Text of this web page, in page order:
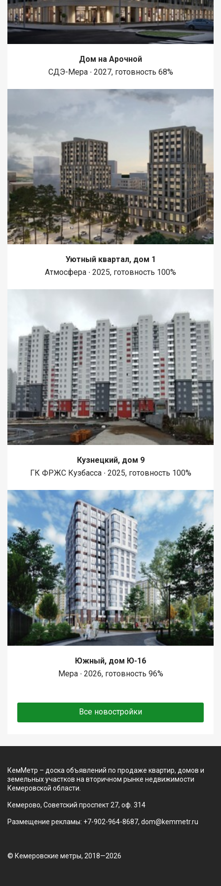
Дом на Арочной
СДЭ-Мера ∙ 2027, готовность 68%
Уютный квартал, дом 1
Атмосфера ∙ 2025, готовность 100%
Кузнецкий, дом 9
ГК ФРЖС Кузбасса ∙ 2025, готовность 100%
Южный, дом Ю-16
Мера ∙ 2026, готовность 96%
Все новостройки
КемМетр – доска объявлений по продаже квартир, домов и
земельных участков на вторичном рынке недвижимости
Кемеровской области.
Кемерово, Советский проспект 27, оф. 314
Размещение рекламы: +7-902-964-8687, dom@kemmetr.ru
© Кемеровские метры, 2018—2026